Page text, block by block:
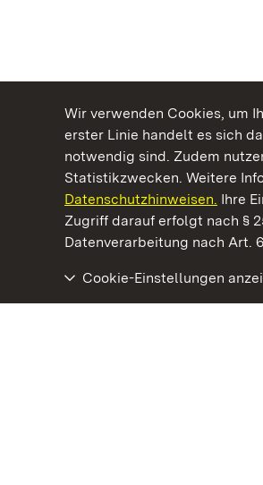
Wir verwenden Cookies, um
erster Linie handelt es sich
notwendig sind. Zudem
Statistikzwecken. Weitere
Datenschutzhinweisen. Ihre
Zugriff darauf erfolgt nach §
Datenverarbeitung nach Art.
Cookie-Einstellungen
Kommen. Staunen.